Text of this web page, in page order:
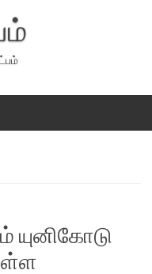
யுனிகோடு